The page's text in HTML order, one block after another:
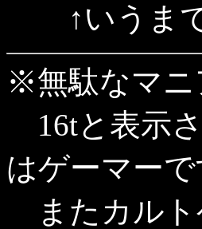
↑いうまで
※無駄なマニ
16tと表示
はゲーマーで
またカルト